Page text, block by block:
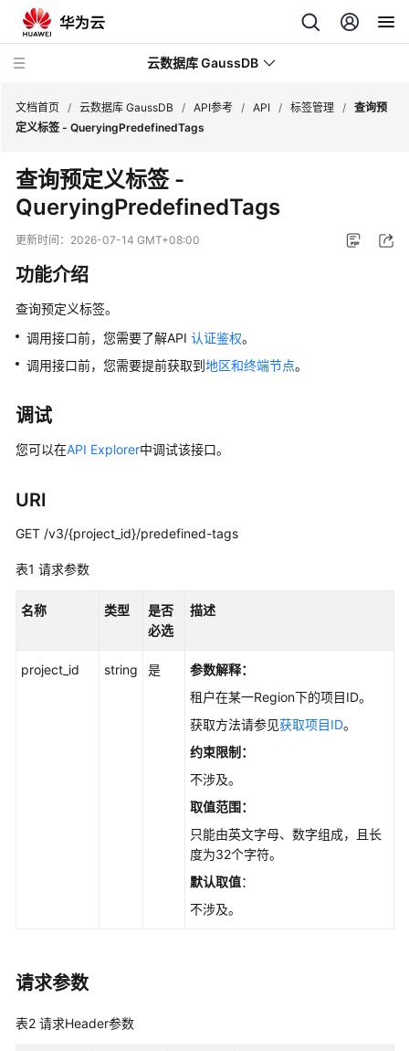
云数据库 GaussDB
最
新
动
服
务
公
产
介
费
明
快
入
用
性
白
文档首页 / 云数据库 GaussDB / API参考 / API / 标签管理 / 查询预
定义标签 - QueryingPredefinedTags
查询预定义标签 -
QueryingPredefinedTags
更新时间： 2026-07-14 GMT+08:00
功能介绍
查询预定义标签。
调用接口前，您需要了解API 认证鉴权。
调用接口前，您需要提前获取到地区和终端节点。
调试
您可以在API Explorer中调试该接口。
URI
GET /v3/{project_id}/predefined-tags
表1 请求参数
名称 类型
是否
必选
描述
project_id string 是
参数解释：
租户在某一Region下的项目ID。
获取方法请参见获取项目ID。
约束限制：
不涉及。
取值范围：
只能由英文字母、数字组成，且长
度为32个字符。
默认取值：
不涉及。
请求参数
表2 请求Header参数